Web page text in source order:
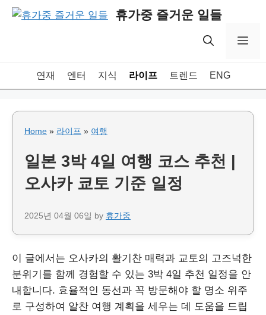
Skip
휴가중 즐거운 일들
연재 엔터 지식 라이프 트렌드 ENG
Home » 라이프 » 여행
일본 3박 4일 여행 코스 추천 |
오사카 쿄토 기준 일정
2025년 04월 06일 by 휴가중
이 글에서는 오사카의 활기찬 매력과 교토의 고즈넉한
분위기를 함께 경험할 수 있는 3박 4일 추천 일정을 안
내합니다. 효율적인 동선과 꼭 방문해야 할 명소 위주
로 구성하여 알찬 여행 계획을 세우는 데 도움을 드립